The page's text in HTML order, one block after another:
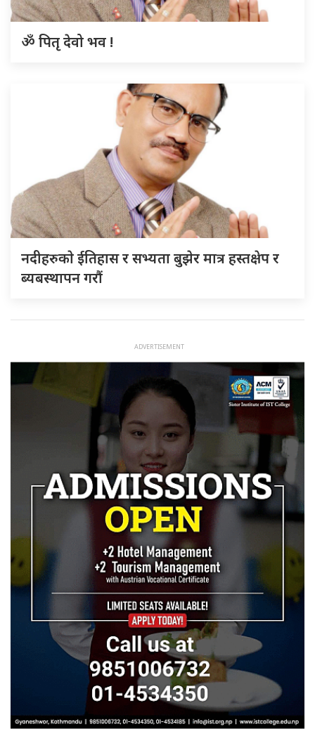
ॐ पितृ देवो भव !
नदीहरुकाे ईतिहास र सभ्यता बुझेर मात्र हस्तक्षेप र
ब्यबस्थापन गराैं